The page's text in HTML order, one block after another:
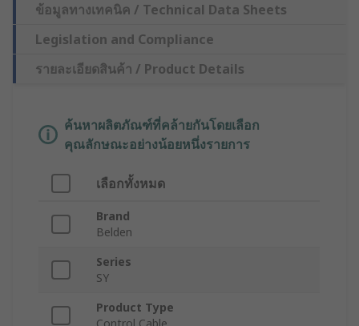
ข้อมูลทางเทคนิค / Technical Data Sheets
Legislation and Compliance
รายละเอียดสินค้า / Product Details
ค้นหาผลิตภัณฑ์ที่คล้ายกันโดยเลือก
คุณลักษณะอย่างน้อยหนึ่งรายการ
เลือกทั้งหมด
Brand
Belden
Series
SY
Product Type